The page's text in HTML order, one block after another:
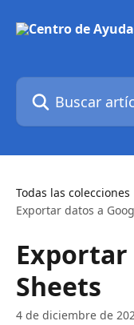
Buscar artículos...
Todas las colecciones
Exportar datos a
Exportar
Sheets
4 de diciembre de